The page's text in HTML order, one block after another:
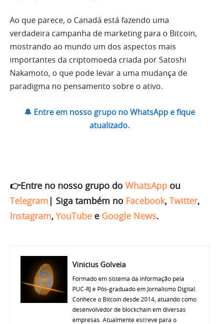
Ao que parece, o Canadá está fazendo uma
verdadeira campanha de marketing para o Bitcoin,
mostrando ao mundo um dos aspectos mais
importantes da criptomoeda criada por Satoshi
Nakamoto, o que pode levar a uma mudança de
paradigma no pensamento sobre o ativo.
🔔 Entre em nosso grupo no WhatsApp e fique
atualizado.
👉Entre no nosso grupo do WhatsApp ou
Telegram | Siga também no Facebook, Twitter,
Instagram, YouTube e Google News.
Vinicius Golveia
Formado em sistema da informação pela
PUC-RJ e Pós-graduado em Jornalismo Digital.
Conhece o Bitcoin desde 2014, atuando como
desenvolvedor de blockchain em diversas
empresas. Atualmente escreve para o